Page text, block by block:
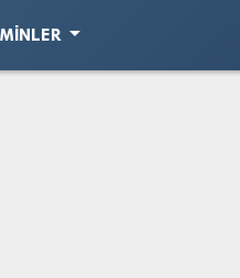
arrow_drop_down